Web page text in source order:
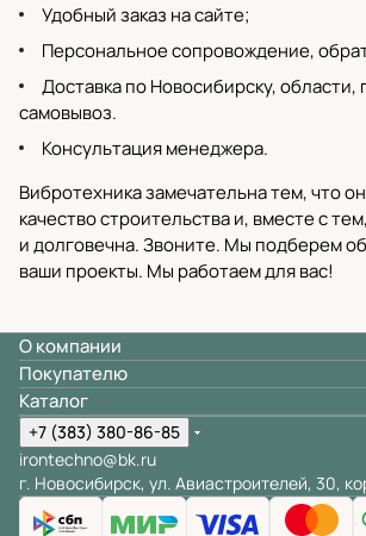
Удобный заказ на сайте;
Персональное сопровождение,
Доставка по Новосибирску, области,
самовывоз.
Консультация менеджера.
Вибротехника замечательна тем, что
качество строительства и, вместе с
и долговечна. Звоните. Мы подберем
ваши проекты. Мы работаем для вас!
О компании
Покупателю
Каталог
+7 (383) 380-86-85
irontechno@bk.ru
г. Новосибирск, ул. Авиастроителей, 30,